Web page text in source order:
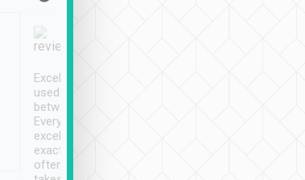
Excellent service. We have
used Tripool to travel
between cities in Taiwan.
Every driver has been
excellent and arrives
exactly on time. As there is
often limited English it